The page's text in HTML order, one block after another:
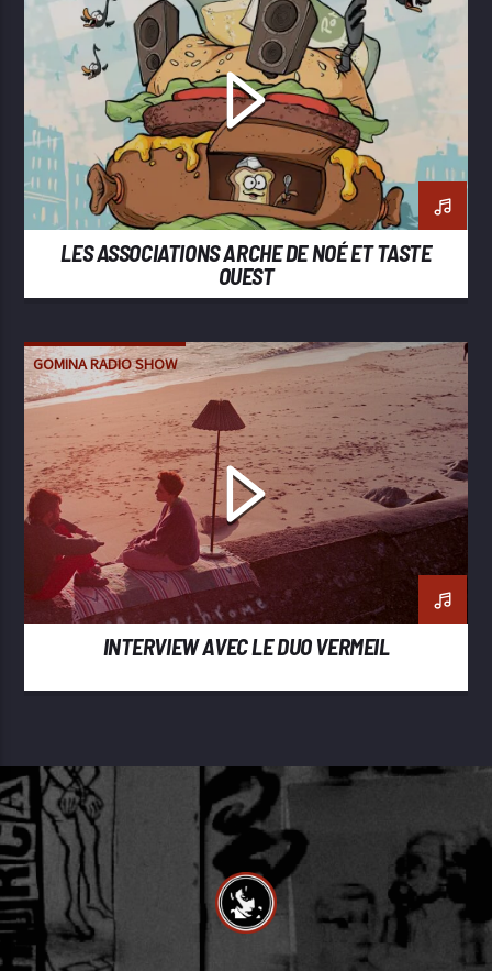
LES ASSOCIATIONS ARCHE DE NOÉ ET TASTE
OUEST
GOMINA RADIO SHOW
INTERVIEW AVEC LE DUO VERMEIL